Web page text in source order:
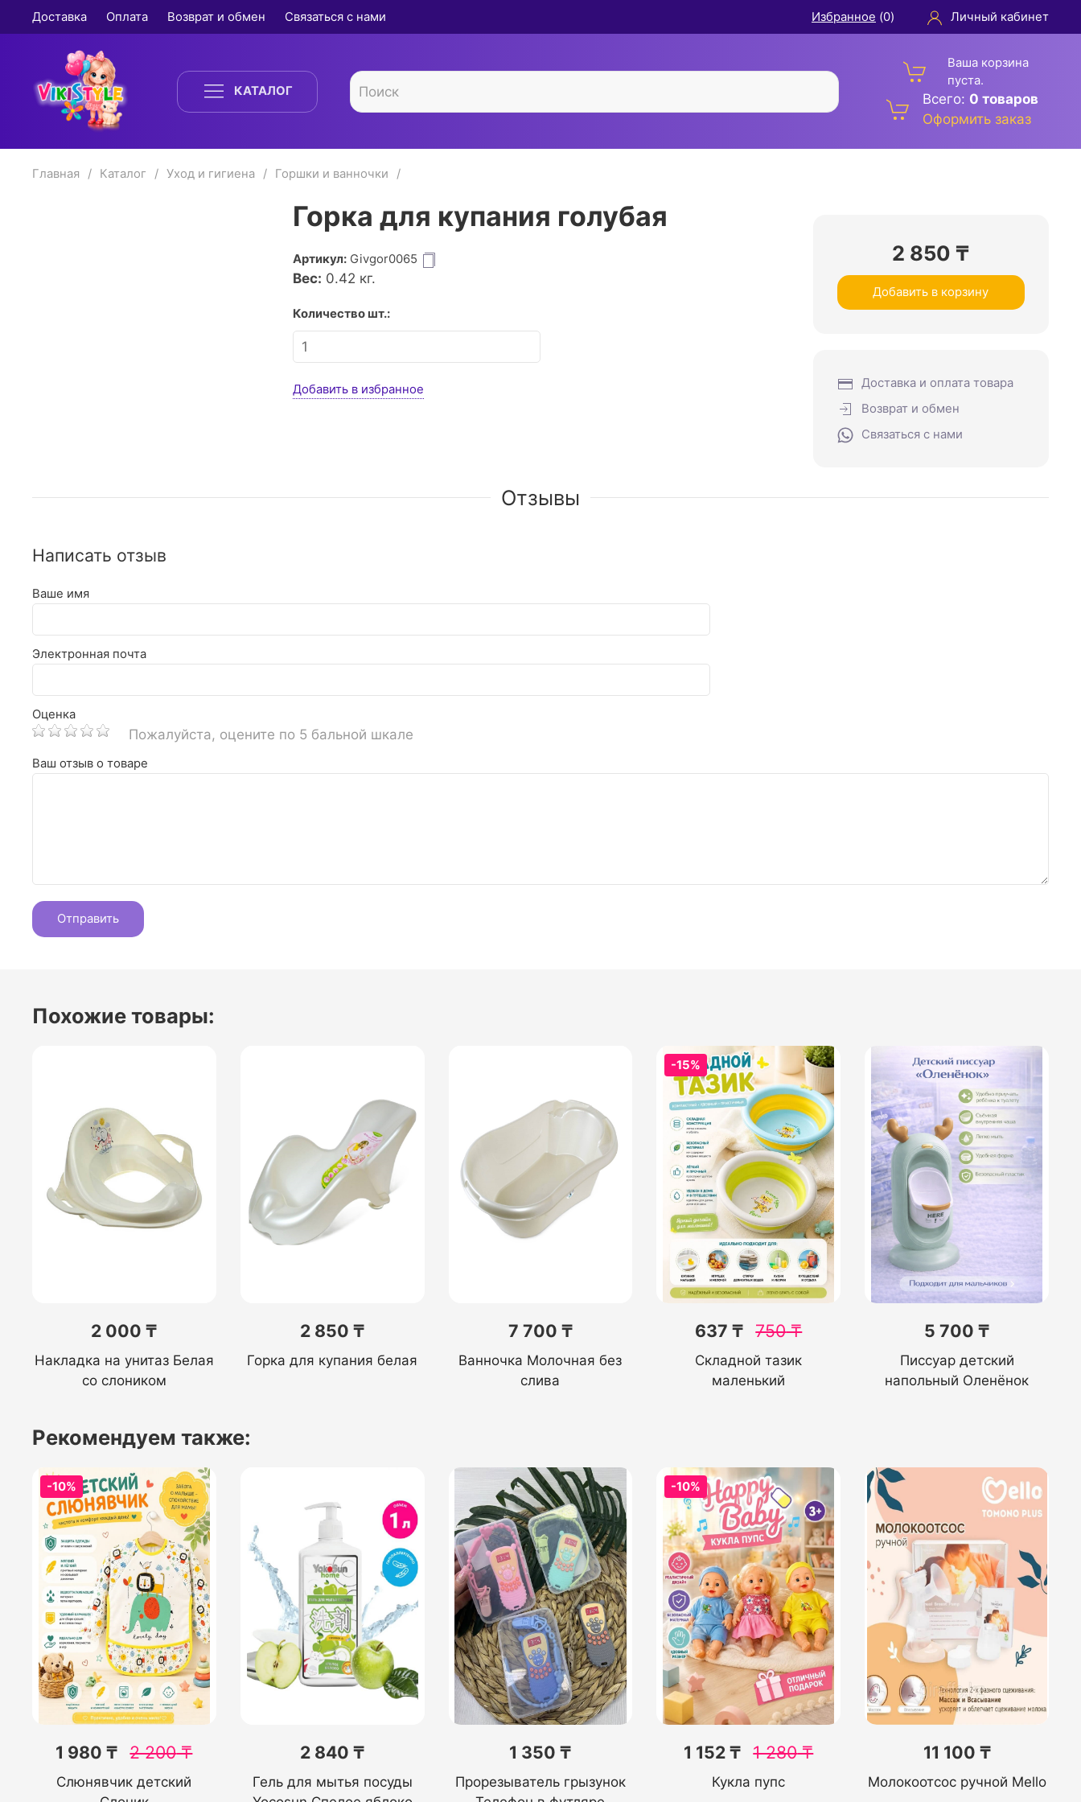
Доставка Оплата Возврат и обмен Связаться с нами Избранное (0) Личный кабинет
КАТАЛОГ
Ваша корзина
пуста.
Всего: 0 товаров
Оформить заказ
Главная Каталог Уход и гигиена Горшки и ванночки
Горка для купания голубая
Артикул: Givgor0065
Вес: 0.42 кг.
Количество шт.:
Добавить в избранное
2 850 ₸
Добавить в корзину
Доставка и оплата товара
Возврат и обмен
Связаться с нами
Отзывы
Написать отзыв
Ваше имя
Электронная почта
Оценка
Пожалуйста, оцените по 5 бальной шкале
Ваш отзыв о товаре
Похожие товары:
2 000 ₸
Накладка на унитаз Белая
со слоником
2 850 ₸
Горка для купания белая
7 700 ₸
Ванночка Молочная без
слива
-15%
637 ₸ 750₸
Складной тазик
маленький
5 700 ₸
Писсуар детский
напольный Оленёнок
Рекомендуем также:
-10%
1 980 ₸ 2 200₸
Слюнявчик детский
2 840 ₸
Гель для мытья посуды
1 350 ₸
Прорезыватель грызунок
-10%
1 152 ₸ 1 280₸
Кукла пупс
11 100 ₸
Молокоотсос ручной Mello